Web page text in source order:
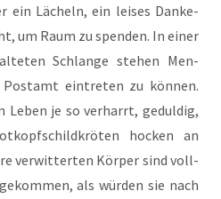
ein Lächeln, ein lei­ses Dan­ke­
um Raum zu spen­den. In einer
Schlan­ge ste­hen Men­
ein­tre­ten zu kön­nen.
Leben je so ver­harrt, gedul­dig,
hocken an
ver­wit­ter­ten Kör­per sind voll­
als wür­den sie nach